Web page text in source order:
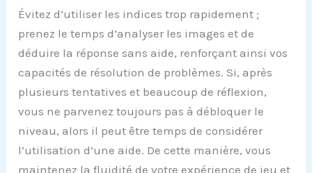
Évitez d’utiliser les indices trop rapidement ;
prenez le temps d’analyser les images et de
déduire la réponse sans aide, renforçant ainsi vos
capacités de résolution de problèmes. Si, après
plusieurs tentatives et beaucoup de réflexion,
vous ne parvenez toujours pas à débloquer le
niveau, alors il peut être temps de considérer
l’utilisation d’une aide. De cette manière, vous
maintenez la fluidité de votre expérience de jeu et